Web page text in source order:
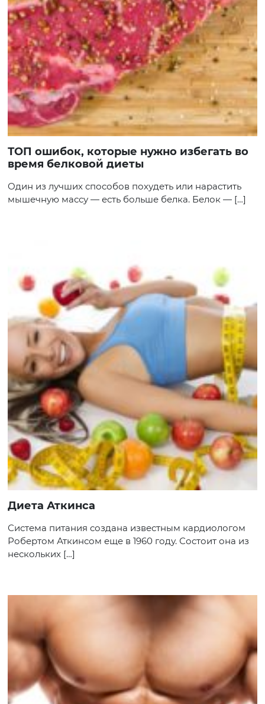
ТОП ошибок, которые нужно избегать во
время белковой диеты
Один из лучших способов похудеть или нарастить
мышечную массу — есть больше белка. Белок — […]
Диета Аткинса
Система питания создана известным кардиологом
Робертом Аткинсом еще в 1960 году. Состоит она из
нескольких […]